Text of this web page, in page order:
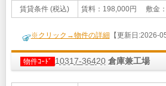
賃貸条件 (税込) 賃料：198,000円 敷金
※クリック→物件の詳細 【更新日:2026-
物件ｺｰﾄﾞ 10317-36420 倉庫兼工場